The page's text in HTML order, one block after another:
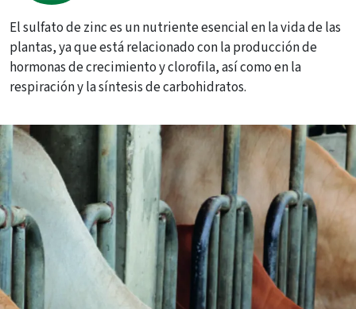
El sulfato de zinc es un nutriente esencial en la vida de las
plantas, ya que está relacionado con la producción de
hormonas de crecimiento y clorofila, así como en la
respiración y la síntesis de carbohidratos.